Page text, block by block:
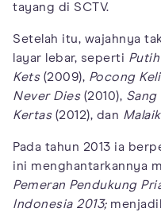
tayang di SCTV.
Setelah itu, wajahnya
layar lebar, seperti
Kets(2009), Pocong
Never Dies(2010),
Kertas(2012), dan
Pada tahun 2013 ia
ini menghantarkannya
Pemeran Pendukung
Indonesia 2013;